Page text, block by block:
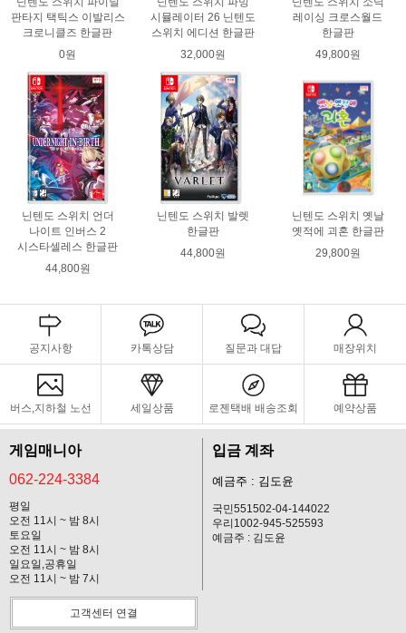
판타지 택틱스 이발리스
크로니클즈 한글판
0원
시뮬레이터 26 닌텐도
스위치 에디션 한글판
32,000원
레이싱 크로스월드
한글판
49,800원
닌텐도 스위치 언더
나이트 인버스 2
시스타셀레스 한글판
44,800원
닌텐도 스위치 발렛
한글판
44,800원
닌텐도 스위치 옛날
옛적에 괴혼 한글판
29,800원
공지사항 카톡상담 질문과 대답 매장위치
버스,지하철 노선 세일상품 로젠택배 배송조회 예약상품
게임매니아
062-224-3384
평일
오전 11시 ~ 밤 8시
토요일
오전 11시 ~ 밤 8시
일요일,공휴일
오전 11시 ~ 밤 7시
입금 계좌
예금주 : 김도윤
국민551502-04-144022
우리1002-945-525593
예금주 : 김도윤
고객센터 연결